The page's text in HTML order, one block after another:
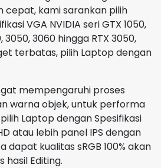
cepat, kami sarankan pilih
VGA NVIDIA seri GTX 1050,
3050, 3060 hingga RTX 3050,
terbatas, pilih Laptop dengan
mempengaruhi proses
warna objek, untuk performa
Laptop dengan Spesifikasi
atau lebih panel IPS dengan
dapat kualitas sRGB 100% akan
hasil Editing.